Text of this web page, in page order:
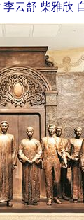
云舒 柴雅欣